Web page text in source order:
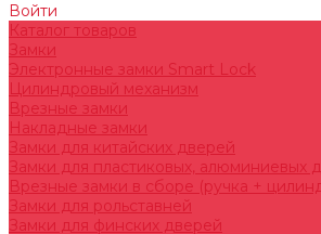
Войти
Каталог товаров
Замки
Электронные замки Smart Lock
Цилиндровый механизм
Врезные замки
Накладные замки
Замки для китайских дверей
Замки для пластиковых, алюминиевых
Врезные замки в сборе (ручка +
Замки для рольставней
Замки для финских дверей